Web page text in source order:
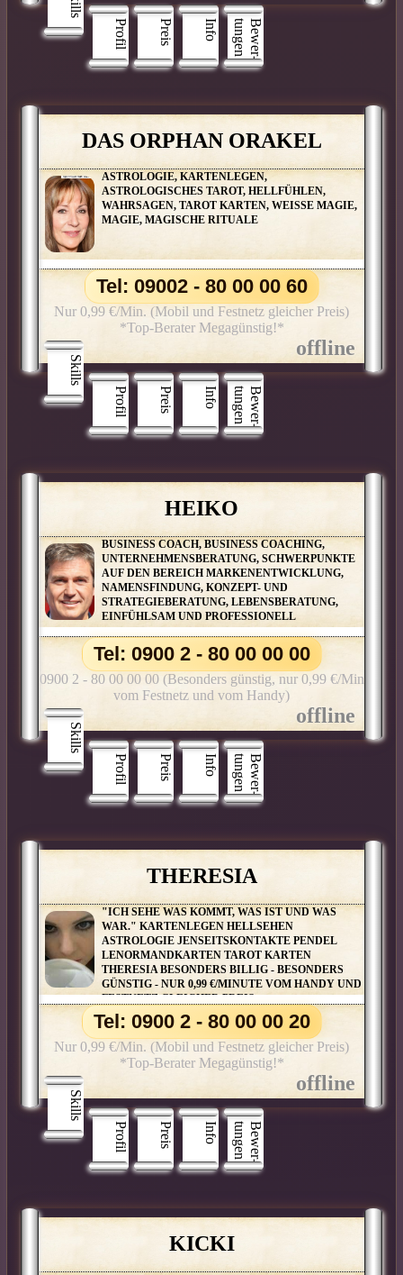
Profil
Preis Info B
e
w
e
r
­
t
u
n
g
e
n
DAS ORPHAN ORAKEL
ASTROLOGIE, KARTENLEGEN,
ASTROLOGISCHES TAROT, HELLFÜHLEN,
WAHRSAGEN, TAROT KARTEN, WEISSE MAGIE,
MAGIE, MAGISCHE RITUALE
Skills
Profil
Preis Info B
e
w
e
r
­
t
u
n
g
e
n
Tel: 09002 - 80 00 00 60
Nur 0,99 €/Min. (Mobil und Festnetz gleicher Preis)
*Top-Berater Megagünstig!*
HEIKO
BUSINESS COACH, BUSINESS COACHING,
UNTERNEHMENSBERATUNG, SCHWERPUNKTE
AUF DEN BEREICH MARKENENTWICKLUNG,
NAMENSFINDUNG, KONZEPT- UND
STRATEGIEBERATUNG, LEBENSBERATUNG,
EINFÜHLSAM UND PROFESSIONELL
Skills
Profil
Preis Info B
e
w
e
r
­
t
u
n
g
e
n
Tel: 0900 2 - 80 00 00 00
0900 2 - 80 00 00 00 (Besonders günstig, nur 0,99 €/Min
vom Festnetz und vom Handy)
THERESIA
"ICH SEHE WAS KOMMT, WAS IST UND WAS
WAR." KARTENLEGEN HELLSEHEN
ASTROLOGIE JENSEITSKONTAKTE PENDEL
LENORMANDKARTEN TAROT KARTEN
THERESIA BESONDERS BILLIG - BESONDERS
GÜNSTIG - NUR 0,99 €/MINUTE VOM HANDY UND
FESTNETZ GLEICHER PREIS
Skills
Profil
Preis Info B
e
w
e
r
­
t
u
n
g
e
n
Tel: 0900 2 - 80 00 00 20
Nur 0,99 €/Min. (Mobil und Festnetz gleicher Preis)
*Top-Berater Megagünstig!*
KICKI